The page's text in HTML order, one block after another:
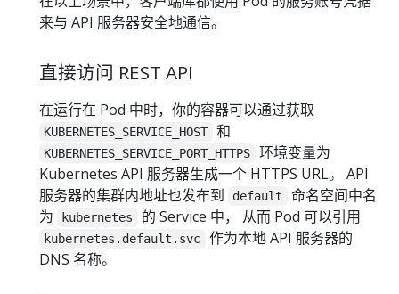
来与 API 服务器安全地通信。
直接访问 REST API
在运行在 Pod 中时，你的容器可以通过获取
KUBERNETES_SERVICE_HOST 和
KUBERNETES_SERVICE_PORT_HTTPS
环境变量为
Kubernetes API 服务器生成一个 HTTPS URL。 API
服务器的集群内地址也发布到
default
命名空间中名
为
kubernetes 的 Service 中， 从而 Pod 可以引用
kubernetes.default.svc
作为本地 API 服务器的
DNS 名称。